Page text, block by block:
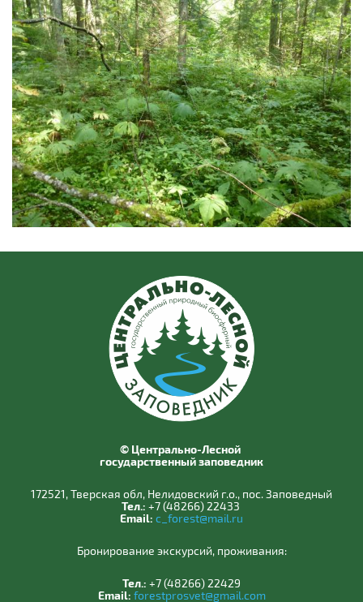
© Центрально-Лесной
государственный заповедник
172521, Тверская обл, Нелидовский г.о., пос. Заповедный
Тел.: +7 (48266) 22433
Email: c_forest@mail.ru
Бронирование экскурсий, проживания:
Тел.: +7 (48266) 22429
Email: forestprosvet@gmail.com